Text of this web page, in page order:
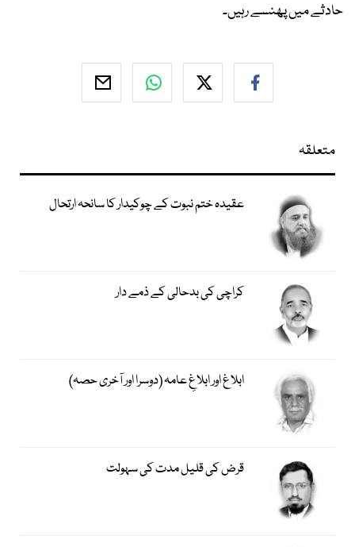
حادثے میں پھنسے رہیں۔
متعلقہ
عقیدہ ختم نبوت کے چوکیدار کا سانحہ ارتحال
کراچی کی بدحالی کے ذمے دار
ابلاغ اور ابلاغِ عامہ (دوسرا اور آخری حصہ)
قرض کی قلیل مدت کی سہولت